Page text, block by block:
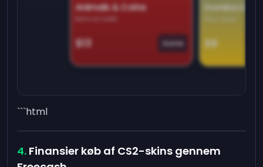
Animals & Coins
$13 Game
Domino
$9
```html
Finansier køb af CS2-skins gennem